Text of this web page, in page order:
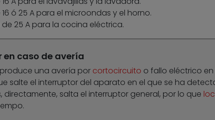
ó 25 A para el microondas y el horno.
25 A para la cocina eléctrica.
en caso de avería
una avería por cortocircuito o fallo eléctrico
salte el interruptor del aparato en el que se ha
directamente, salta el interruptor general, por lo que